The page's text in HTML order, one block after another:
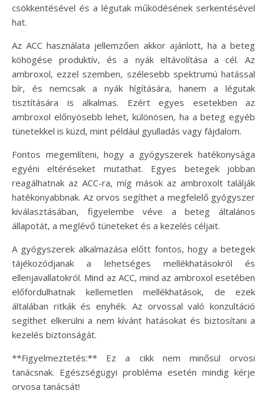
csökkentésével és a légutak működésének serkentésével
hat.
Az ACC használata jellemzően akkor ajánlott, ha a beteg
köhögése produktív, és a nyák eltávolítása a cél. Az
ambroxol, ezzel szemben, szélesebb spektrumú hatással
bír, és nemcsak a nyák hígítására, hanem a légutak
tisztítására is alkalmas. Ezért egyes esetekben az
ambroxol előnyösebb lehet, különösen, ha a beteg egyéb
tünetekkel is küzd, mint például gyulladás vagy fájdalom.
Fontos megemlíteni, hogy a gyógyszerek hatékonysága
egyéni eltéréseket mutathat. Egyes betegek jobban
reagálhatnak az ACC-ra, míg mások az ambroxolt találják
hatékonyabbnak. Az orvos segíthet a megfelelő gyógyszer
kiválasztásában, figyelembe véve a beteg általános
állapotát, a meglévő tüneteket és a kezelés céljait.
A gyógyszerek alkalmazása előtt fontos, hogy a betegek
tájékozódjanak a lehetséges mellékhatásokról és
ellenjavallatokról. Mind az ACC, mind az ambroxol esetében
előfordulhatnak kellemetlen mellékhatások, de ezek
általában ritkák és enyhék. Az orvossal való konzultáció
segíthet elkerülni a nem kívánt hatásokat és biztosítani a
kezelés biztonságát.
**Figyelmeztetés:** Ez a cikk nem minősül orvosi
tanácsnak. Egészségügyi probléma esetén mindig kérje
orvosa tanácsát!